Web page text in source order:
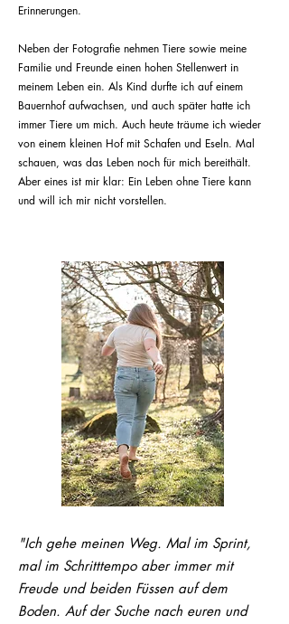
Erinnerungen.
Neben der Fotografie nehmen Tiere sowie meine
Familie und Freunde einen hohen Stellenwert in
meinem Leben ein. Als Kind durfte ich auf einem
Bauernhof aufwachsen, und auch später hatte ich
immer Tiere um mich. Auch heute träume ich wieder
von einem kleinen Hof mit Schafen und Eseln. Mal
schauen, was das Leben noch für mich bereithält.
Aber eines ist mir klar: Ein Leben ohne Tiere kann
und will ich mir nicht vorstellen.
"Ich gehe meinen Weg. Mal im Sprint,
mal im Schritttempo aber immer mit
Freude und beiden Füssen auf dem
Boden. Auf der Suche nach euren und